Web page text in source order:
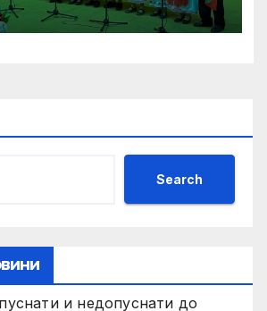
енергия
Search
и недопуснати до